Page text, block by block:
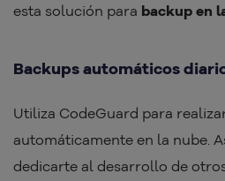
esta solución para backup en
Backups automáticos
Utiliza CodeGuard para
automáticamente en la nube.
dedicarte al desarrollo de